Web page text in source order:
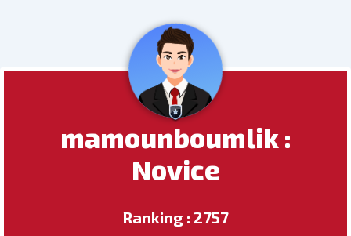
mamounboumlik :
Novice
Ranking : 2757